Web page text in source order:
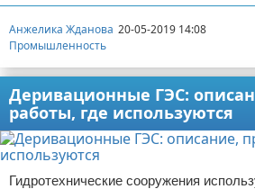
Анжелика Жданова 20-05-2019 14:08
Промышленность
Деривационные ГЭС:
работы, где используются
Гидротехнические сооружения